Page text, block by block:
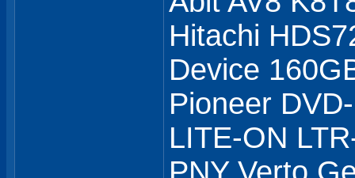
Hitachi
Device
Pioneer
LITE-ON